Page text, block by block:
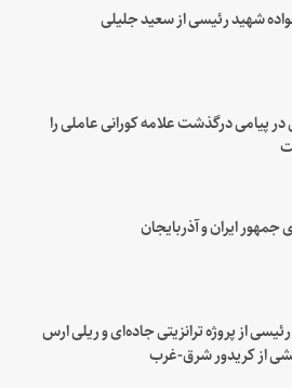
شهید رئیسی از سعید جلیلی
پیامی درگذشت علامه کورانی عاملی را
جمهور ایران و آذربایجان
از پروژه ترانزیتی جاده‌ای و ریلی ارس
از کریدور شرق-غرب